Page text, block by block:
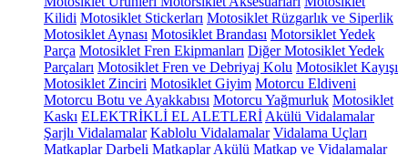
Kilidi Motosiklet Stickerları Motosiklet Rüzgarlık ve Siperlik
Motosiklet Aynası Motosiklet Brandası Motorsiklet Yedek
Parça Motosiklet Fren Ekipmanları Diğer Motosiklet Yedek
Parçaları Motosiklet Fren ve Debriyaj Kolu Motosiklet Kayışı
Motosiklet Zinciri Motosiklet Giyim Motorcu Eldiveni
Motorcu Botu ve Ayakkabısı Motorcu Yağmurluk Motosiklet
Kaskı ELEKTRİKLİ EL ALETLERİ Akülü Vidalamalar
Şarjlı Vidalamalar Kablolu Vidalamalar Vidalama Uçları
Matkaplar Darbeli Matkaplar Akülü Matkap ve Vidalamalar